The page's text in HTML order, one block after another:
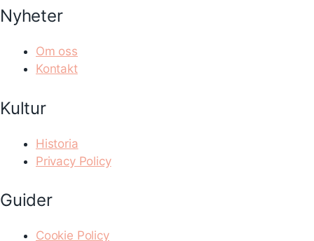
Nyheter
Om oss
Kontakt
Kultur
Historia
Privacy Policy
Guider
Cookie Policy